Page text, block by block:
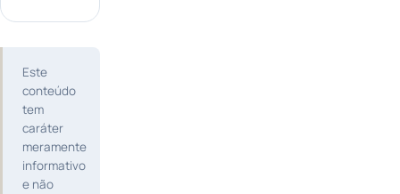
Este
conteúdo
tem
caráter
meramente
informativo
e não